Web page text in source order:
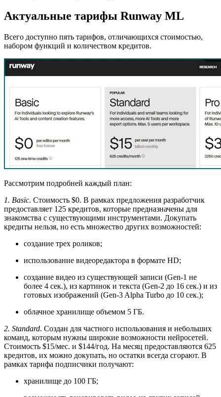
Актуальные тарифы Runway ML
Всего доступно пять тарифов, отличающихся стоимостью,
набором функций и количеством кредитов.
Рассмотрим подробней каждый план:
1. Basic. Стоимость $0. В рамках предложения разработчик
предоставляет 125 кредитов, которые предназначены для
знакомства с существующими инструментами. Докупать
кредиты нельзя, но есть множество других возможностей:
создание трех роликов;
использование видеоредактора в формате HD;
создание видео из существующей записи (Gen-1 не
более 4 сек.), из картинок и текста (Gen-2 до 16 сек.) и из
готовых изображений (Gen-3 Alpha Turbo до 10 сек.);
облачное хранилище объемом 5 ГБ.
2. Standard. Создан для частного использования и небольших
команд, которым нужны широкие возможности нейросетей.
Стоимость $15/мес. и $144/год. На месяц предоставляются 625
кредитов, их можно докупать, но остатки всегда сгорают. В
рамках тарифа подписчики получают:
хранилище до 100 ГБ;